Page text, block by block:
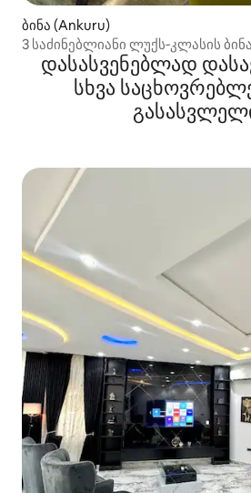
ბინა (Ankuru)
3 საძინებლიანი ლუქს‑კლასის ბინა
დასასვენებლად
სხვა